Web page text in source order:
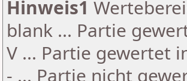
Hinweis1
blank ... Partie
V ... Partie gewertet
- ... Partie nicht